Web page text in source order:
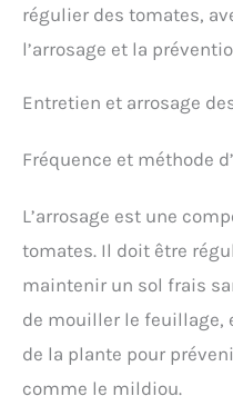
régulier des tomates,
l’arrosage et la
Entretien et arrosage
Fréquence et méthode
L’arrosage est une
tomates. Il doit être
maintenir un sol frais
de mouiller le feuillage,
de la plante pour
comme le mildiou.